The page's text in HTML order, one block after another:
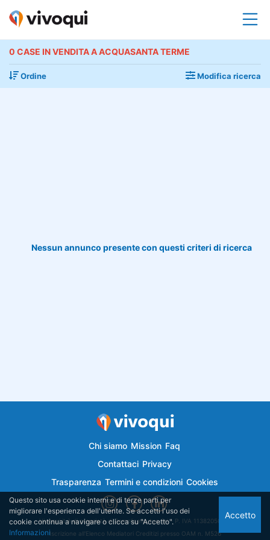
0 CASE IN VENDITA A ACQUASANTA TERME
Ordine Modifica ricerca
Nessun annunco presente con questi criteri di ricerca
Chi siamo Mission Faq
Contattaci Privacy
Trasparenza Termini e condizioni Cookies
Vivoqui.it è di proprietà di Semplicemutuo Srl - P. IVA 11382050018
Iscrizione all'Elenco Mediatori Creditizi presso OAM n. M526
Questo sito usa cookie interni e di terze parti per
migliorare l'esperienza dell'utente. Se accetti l'uso dei
cookie continua a navigare o clicca su "Accetto".
Informazioni
Accetto